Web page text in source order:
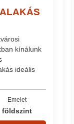
kínálunk
ideális
Emelet
földszint